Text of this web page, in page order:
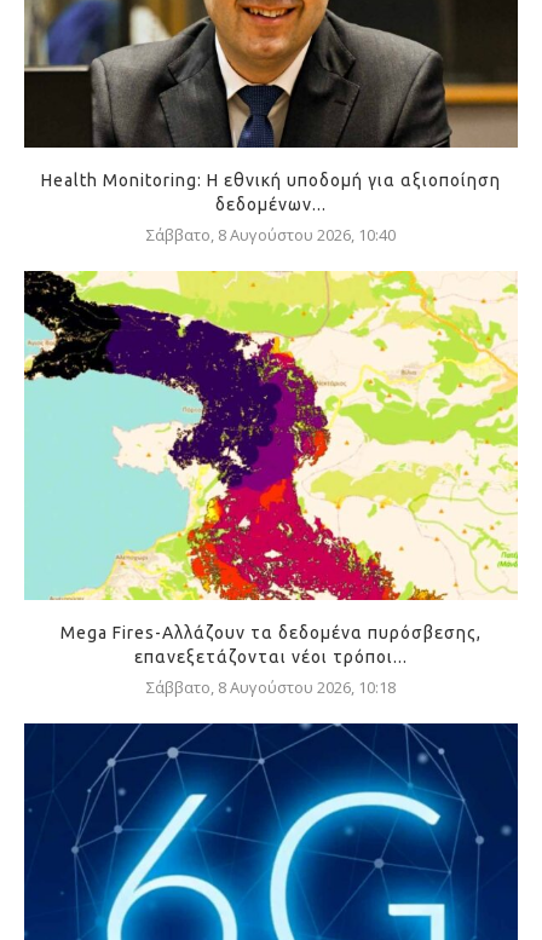
Health Monitoring: Η εθνική υποδομή για αξιοποίηση
δεδομένων...
Σάββατο, 8 Αυγούστου 2026, 10:40
Mega Fires-Αλλάζουν τα δεδομένα πυρόσβεσης,
επανεξετάζονται νέοι τρόποι...
Σάββατο, 8 Αυγούστου 2026, 10:18